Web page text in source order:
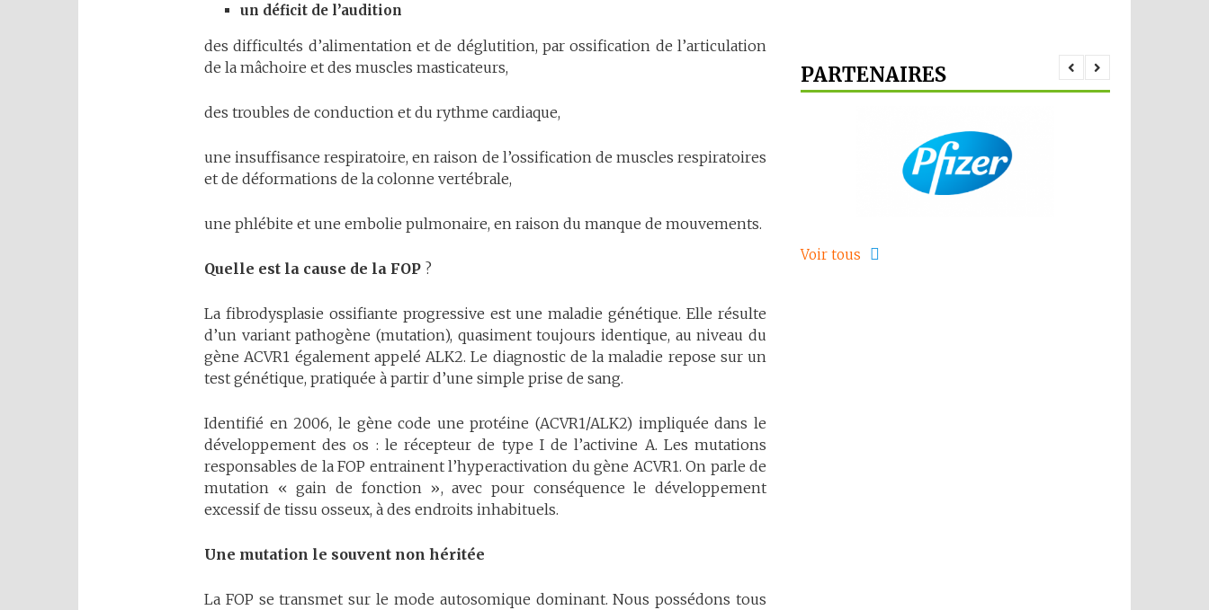
un déficit de l’audition
des difficultés d’alimentation et de déglutition, par ossification de l’articulation
de la mâchoire et des muscles masticateurs,
des troubles de conduction et du rythme cardiaque,
une insuffisance respiratoire, en raison de l’ossification de muscles respiratoires
et de déformations de la colonne vertébrale,
une phlébite et une embolie pulmonaire, en raison du manque de mouvements.
Quelle est la cause de la FOP ?
La fibrodysplasie ossifiante progressive est une maladie génétique. Elle résulte
d’un variant pathogène (mutation), quasiment toujours identique, au niveau du
gène ACVR1 également appelé ALK2. Le diagnostic de la maladie repose sur un
test génétique, pratiquée à partir d’une simple prise de sang.
Identifié en 2006, le gène code une protéine (ACVR1/ALK2) impliquée dans le
développement des os : le récepteur de type I de l’activine A. Les mutations
responsables de la FOP entrainent l’hyperactivation du gène ACVR1. On parle de
mutation « gain de fonction », avec pour conséquence le développement
excessif de tissu osseux, à des endroits inhabituels.
Une mutation le souvent non héritée
La FOP se transmet sur le mode autosomique dominant. Nous possédons tous
PARTENAIRES
Voir tous